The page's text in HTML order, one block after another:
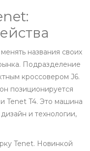
названия своих
Подразделение
кроссовером J6.
позиционируется
Tenet T4. Это машина
и технологии,
Tenet. Новинкой